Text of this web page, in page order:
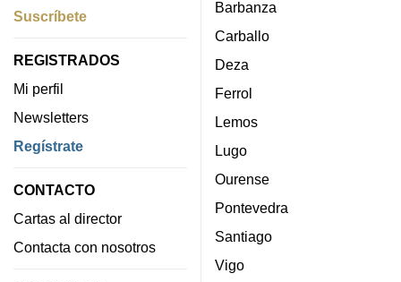
Suscríbete
REGISTRADOS
Mi perfil
Newsletters
Regístrate
CONTACTO
Cartas al director
Contacta con nosotros
Barbanza
Carballo
Deza
Ferrol
Lemos
Lugo
Ourense
Pontevedra
Santiago
Vigo